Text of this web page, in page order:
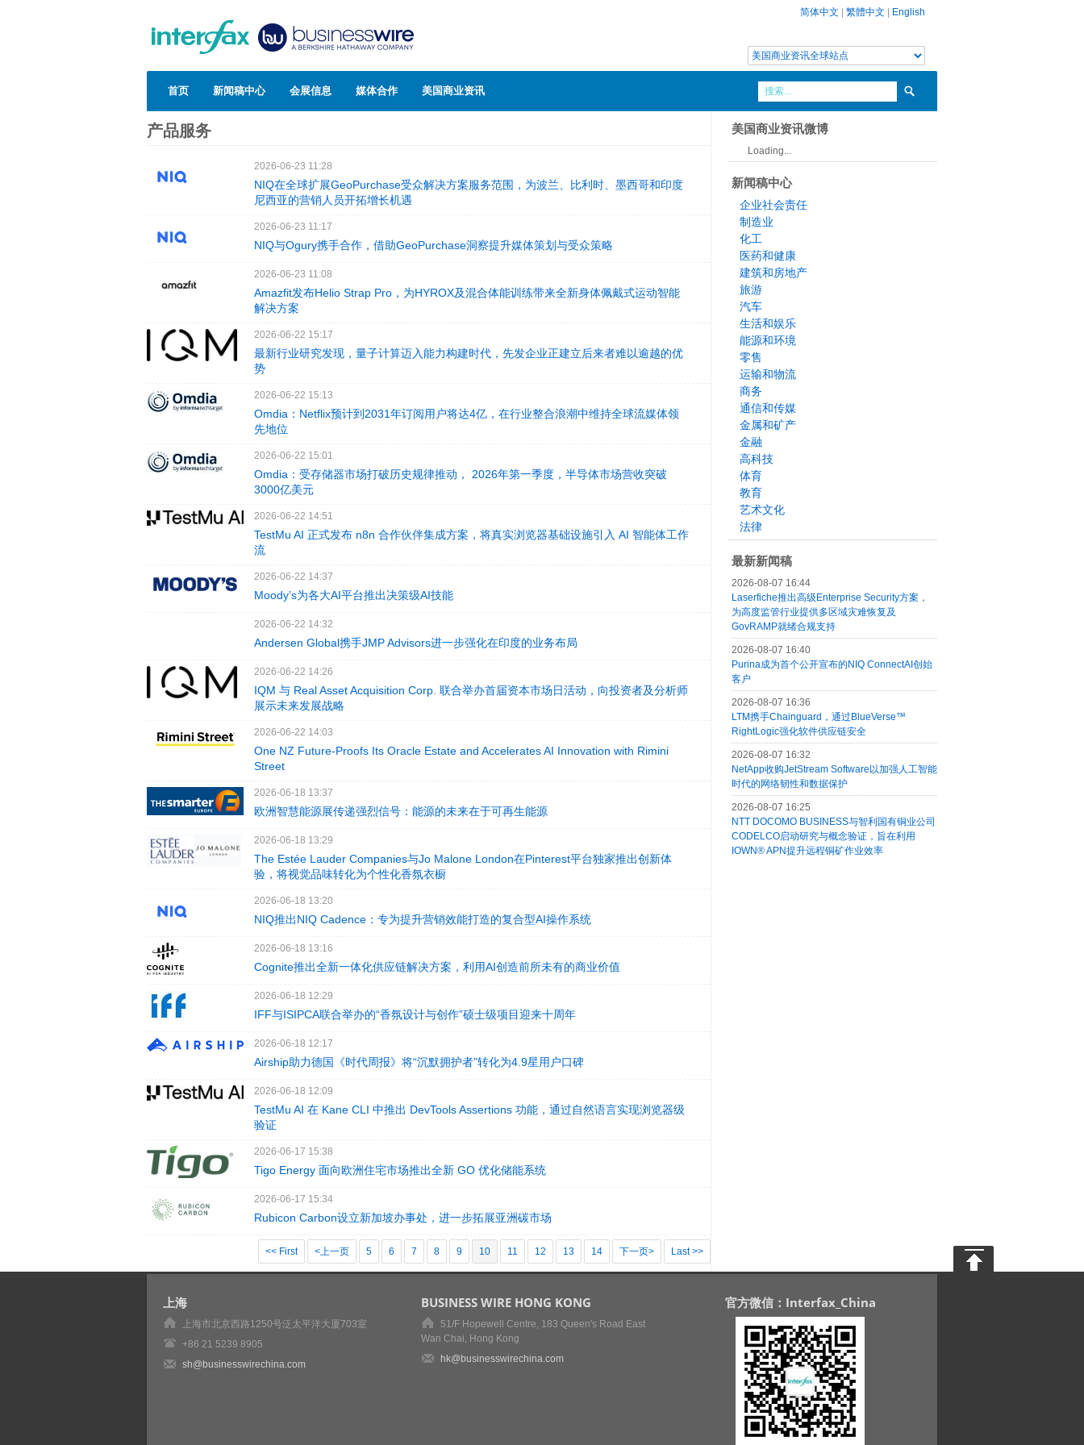
简体中文 繁體中文 English
首页 新闻稿中心 会展信息 媒体合作 美国商业资讯
产品服务
2026-06-23 11:28
NIQ在全球扩展GeoPurchase受众解决方案服务范围，为波兰、比利时、墨西哥和印度
尼西亚的营销人员开拓增长机遇
2026-06-23 11:17
NIQ与Ogury携手合作，借助GeoPurchase洞察提升媒体策划与受众策略
2026-06-23 11:08
Amazfit发布Helio Strap Pro，为HYROX及混合体能训练带来全新身体佩戴式运动智能
解决方案
2026-06-22 15:17
最新行业研究发现，量子计算迈入能力构建时代，先发企业正建立后来者难以逾越的优
势
2026-06-22 15:13
Omdia：Netflix预计到2031年订阅用户将达4亿，在行业整合浪潮中维持全球流媒体领
先地位
2026-06-22 15:01
Omdia：受存储器市场打破历史规律推动， 2026年第一季度，半导体市场营收突破
3000亿美元
2026-06-22 14:51
TestMu AI 正式发布 n8n 合作伙伴集成方案，将真实浏览器基础设施引入 AI 智能体工作
流
2026-06-22 14:37
Moody’s为各大AI平台推出决策级AI技能
2026-06-22 14:32
Andersen Global携手JMP Advisors进一步强化在印度的业务布局
2026-06-22 14:26
IQM 与 Real Asset Acquisition Corp. 联合举办首届资本市场日活动，向投资者及分析师
展示未来发展战略
2026-06-22 14:03
One NZ Future-Proofs Its Oracle Estate and Accelerates AI Innovation with Rimini
Street
2026-06-18 13:37
欧洲智慧能源展传递强烈信号：能源的未来在于可再生能源
2026-06-18 13:29
The Estée Lauder Companies与Jo Malone London在Pinterest平台独家推出创新体
验，将视觉品味转化为个性化香氛衣橱
2026-06-18 13:20
NIQ推出NIQ Cadence：专为提升营销效能打造的复合型AI操作系统
2026-06-18 13:16
Cognite推出全新一体化供应链解决方案，利用AI创造前所未有的商业价值
2026-06-18 12:29
IFF与ISIPCA联合举办的“香氛设计与创作”硕士级项目迎来十周年
2026-06-18 12:17
Airship助力德国《时代周报》将“沉默拥护者”转化为4.9星用户口碑
2026-06-18 12:09
TestMu AI 在 Kane CLI 中推出 DevTools Assertions 功能，通过自然语言实现浏览器级
验证
2026-06-17 15:38
Tigo Energy 面向欧洲住宅市场推出全新 GO 优化储能系统
2026-06-17 15:34
Rubicon Carbon设立新加坡办事处，进一步拓展亚洲碳市场
<< First <上一页 5 6 7 8 9 10 11 12 13 14 下一页> Last >>
美国商业资讯微博
Loading...
新闻稿中心
企业社会责任
制造业
化工
医药和健康
建筑和房地产
旅游
汽车
生活和娱乐
能源和环境
零售
运输和物流
商务
通信和传媒
金属和矿产
金融
高科技
体育
教育
艺术文化
法律
最新新闻稿
2026-08-07 16:44
Laserfiche推出高级Enterprise Security方案，
为高度监管行业提供多区域灾难恢复及
GovRAMP就绪合规支持
2026-08-07 16:40
Purina成为首个公开宣布的NIQ ConnectAI创始
客户
2026-08-07 16:36
LTM携手Chainguard，通过BlueVerse™
RightLogic强化软件供应链安全
2026-08-07 16:32
NetApp收购JetStream Software以加强人工智能
时代的网络韧性和数据保护
2026-08-07 16:25
NTT DOCOMO BUSINESS与智利国有铜业公司
CODELCO启动研究与概念验证，旨在利用
IOWN® APN提升远程铜矿作业效率
上海
上海市北京西路1250号泛太平洋大厦703室
+86 21 5239 8905
sh@businesswirechina.com
BUSINESS WIRE HONG KONG
51/F Hopewell Centre, 183 Queen's Road East
Wan Chai, Hong Kong
hk@businesswirechina.com
官方微信：Interfax_China